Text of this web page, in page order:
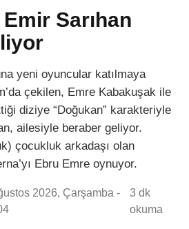
Sarıhan
yeni oyuncular katılmaya
çekilen, Emre Kabakuşak ile
diziye “Doğukan” karakteriyle
ailesiyle beraber geliyor.
çocukluk arkadaşı olan
Ebru Emre oynuyor.
2026, Çarşamba -
3 dk
okuma